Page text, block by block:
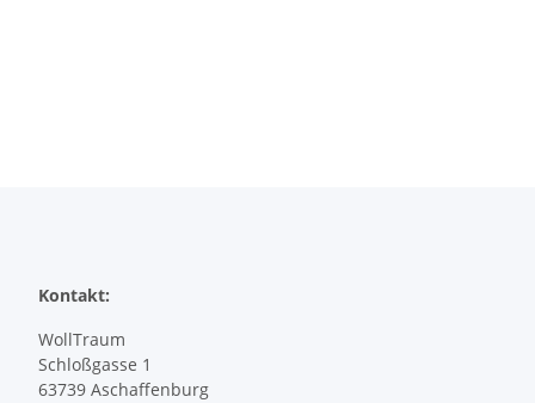
Kontakt:
WollTraum
Schloßgasse 1
63739 Aschaffenburg